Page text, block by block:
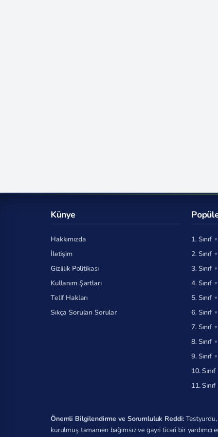
Künye
Hakkımızda
İletişim
Gizlilik Politikası
Kullanım Şartları
Telif Hakları
Sıkça Sorulan Sorular
1. Sınıf
2. Sınıf
3. Sınıf
4. Sınıf
5. Sınıf
6. Sınıf
7. Sınıf
8. Sınıf
9. Sınıf
10. Sınıf
11. Sınıf
Önemli Bilgilendirme ve Sorumluluk Reddi: Testyurdu,
kurulmuş tamamen bağımsız ve gayri ticari bir yardımcı